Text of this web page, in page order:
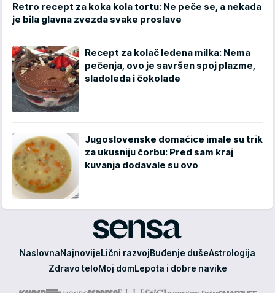
Retro recept za koka kola tortu: Ne peče se, a nekada
je bila glavna zvezda svake proslave
Recept za kolač ledena milka: Nema
pečenja, ovo je savršen spoj plazme,
sladoleda i čokolade
Jugoslovenske domaćice imale su trik
za ukusniju čorbu: Pred sam kraj
kuvanja dodavale su ovo
Sensa
NaslovnaNajnovijeLični razvojBuđenje dušeAstrologija
Zdravo teloMoj domLepota i dobre navike